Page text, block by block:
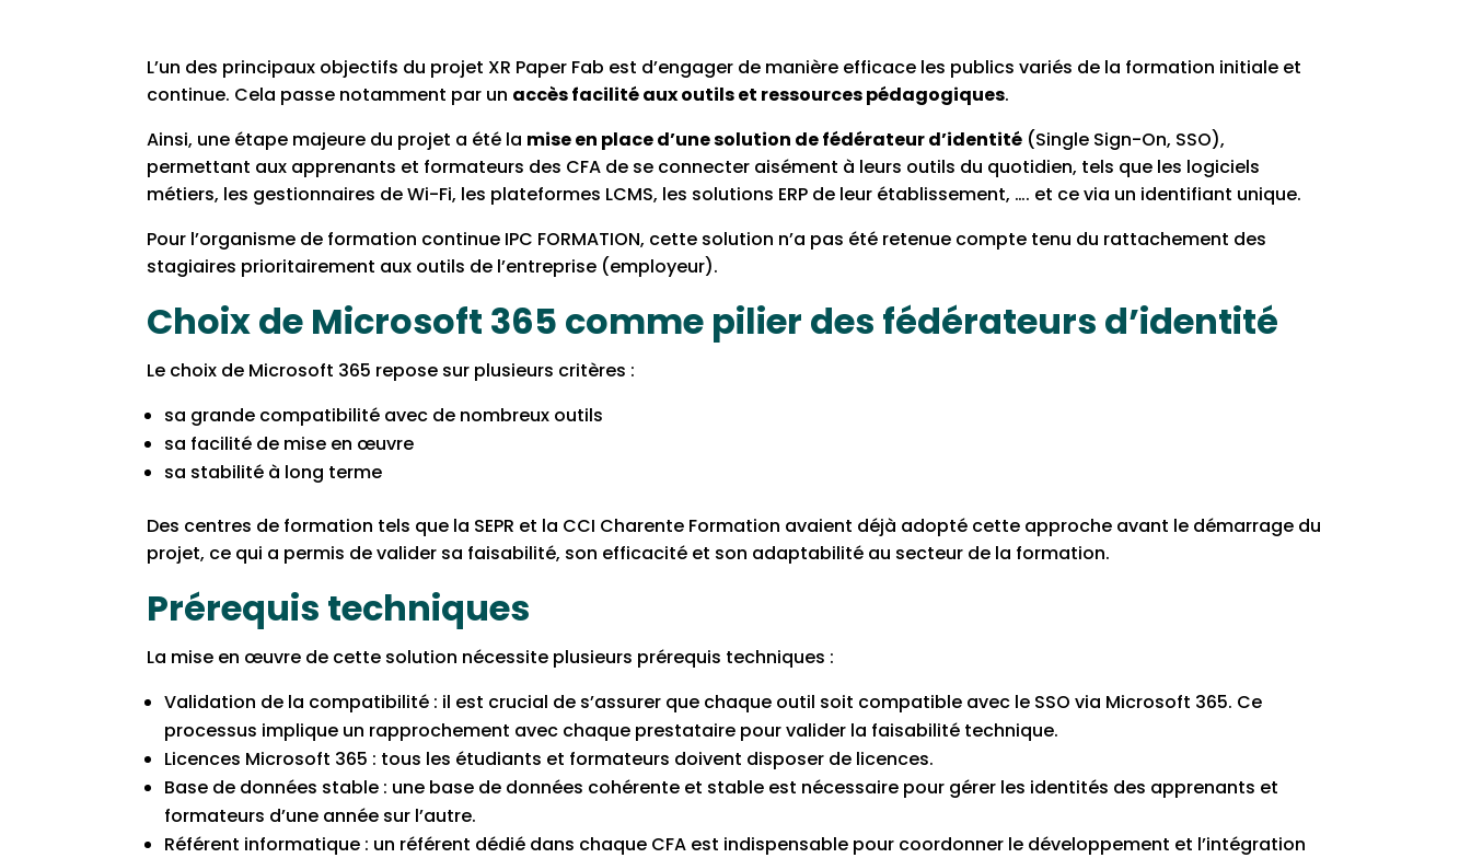
L’un des principaux objectifs du projet XR Paper Fab est d’engager de manière efficace les publics variés de la formation initiale et
continue. Cela passe notamment par un accès facilité aux outils et ressources pédagogiques.
Ainsi, une étape majeure du projet a été la mise en place d’une solution de fédérateur d’identité (Single Sign-On, SSO),
permettant aux apprenants et formateurs des CFA de se connecter aisément à leurs outils du quotidien, tels que les logiciels
métiers, les gestionnaires de Wi-Fi, les plateformes LCMS, les solutions ERP de leur établissement, …. et ce via un identifiant unique.
Pour l’organisme de formation continue IPC FORMATION, cette solution n’a pas été retenue compte tenu du rattachement des
stagiaires prioritairement aux outils de l’entreprise (employeur).
Choix de Microsoft 365 comme pilier des fédérateurs d’identité
Le choix de Microsoft 365 repose sur plusieurs critères :
sa grande compatibilité avec de nombreux outils
sa facilité de mise en œuvre
sa stabilité à long terme
Des centres de formation tels que la SEPR et la CCI Charente Formation avaient déjà adopté cette approche avant le démarrage du
projet, ce qui a permis de valider sa faisabilité, son efficacité et son adaptabilité au secteur de la formation.
Prérequis techniques
La mise en œuvre de cette solution nécessite plusieurs prérequis techniques :
Validation de la compatibilité : il est crucial de s’assurer que chaque outil soit compatible avec le SSO via Microsoft 365. Ce
processus implique un rapprochement avec chaque prestataire pour valider la faisabilité technique.
Licences Microsoft 365 : tous les étudiants et formateurs doivent disposer de licences.
Base de données stable : une base de données cohérente et stable est nécessaire pour gérer les identités des apprenants et
formateurs d’une année sur l’autre.
Référent informatique : un référent dédié dans chaque CFA est indispensable pour coordonner le développement et l’intégration